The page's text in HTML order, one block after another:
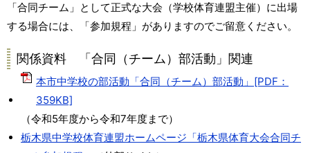
「合同チーム」として正式な大会（学校体育連盟主催）に出場
する場合には、「参加規程」がありますのでご留意ください。
関係資料 「合同（チーム）部活動」関連
本市中学校の部活動「合同（チーム）部活動」[PDF：
359KB]
（令和5年度から令和7年度まで）
栃木県中学校体育連盟ホームページ「栃木県体育大会合同チ